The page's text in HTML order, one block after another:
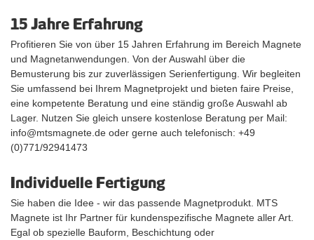
magnets, magnetic tapes and strips, magnets for the fridge and
magnetic spheres. In our shop you can also find rod, ring and disc
magnets, magnets for pin boards and pot magnets.
Are you looking for a special product? We are happy to help you.
Please call us on 0049771/92941473. Of course you can also use
our contact form to write us a message, we will answer as soon
as possible.
15 Jahre Erfahrung
Profitieren Sie von über 15 Jahren Erfahrung im Bereich Magnete
und Magnetanwendungen. Von der Auswahl über die
Bemusterung bis zur zuverlässigen Serienfertigung. Wir begleiten
Sie umfassend bei Ihrem Magnetprojekt und bieten faire Preise,
eine kompetente Beratung und eine ständig große Auswahl ab
Lager. Nutzen Sie gleich unsere kostenlose Beratung per Mail:
info@mtsmagnete.de oder gerne auch telefonisch: +49
(0)771/92941473
Individuelle Fertigung
Sie haben die Idee - wir das passende Magnetprodukt. MTS
Magnete ist Ihr Partner für kundenspezifische Magnete aller Art.
Egal ob spezielle Bauform, Beschichtung oder